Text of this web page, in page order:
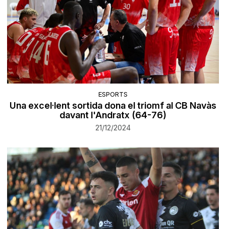
ESPORTS
Una excel·lent sortida dona el triomf al CB Navàs
davant l'Andratx (64-76)
21/12/2024